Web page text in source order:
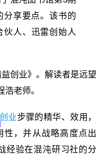
享要点。该书的
伙人、迅雷创始人
创业》。解读者是远望
老师。
业步骤的精华、效用，
性，并从战略高度点出
经验在混沌研习社的分